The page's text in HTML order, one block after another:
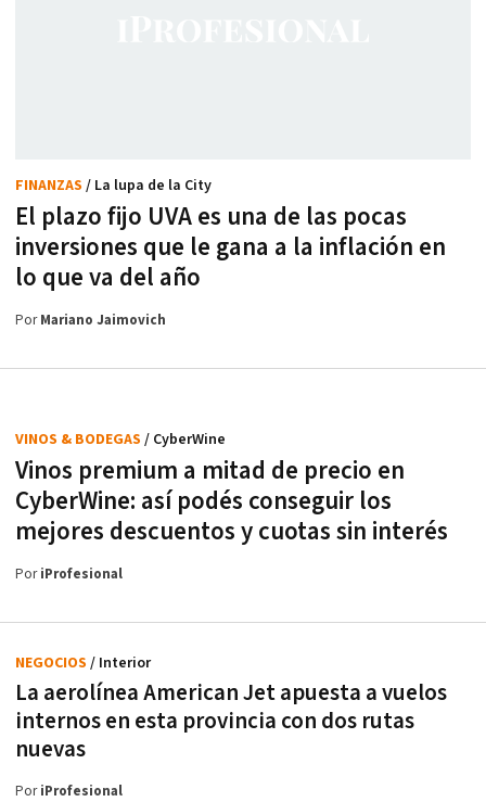
El plazo fijo UVA es una de las pocas
inversiones que le gana a la inflación en
lo que va del año
FINANZAS / La lupa de la City
PorMariano Jaimovich
Vinos premium a mitad de precio en
CyberWine: así podés conseguir los
mejores descuentos y cuotas sin interés
VINOS & BODEGAS / CyberWine
PoriProfesional
La aerolínea American Jet apuesta a vuelos
internos en esta provincia con dos rutas
nuevas
NEGOCIOS / Interior
PoriProfesional